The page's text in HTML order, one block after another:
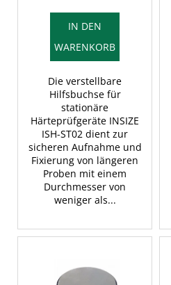
IN DEN
WARENKORB
Die verstellbare
Hilfsbuchse für
stationäre
Härteprüfgeräte INSIZE
ISH-ST02 dient zur
sicheren Aufnahme und
Fixierung von längeren
Proben mit einem
Durchmesser von
weniger als...